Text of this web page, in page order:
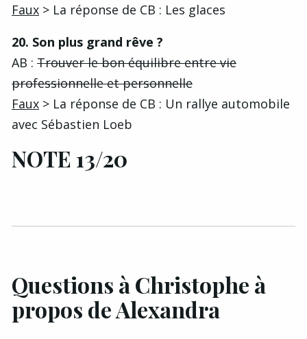
Faux > La réponse de CB : Les glaces
20. Son plus grand rêve ?
AB : Trouver le bon équilibre entre vie
professionnelle et personnelle
Faux > La réponse de CB : Un rallye automobile
avec Sébastien Loeb
NOTE 13/20
Questions à Christophe à
propos de Alexandra